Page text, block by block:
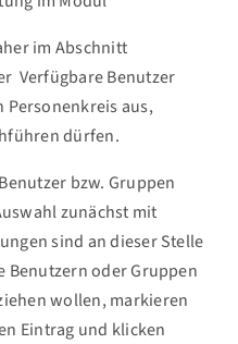
im Abschnitt
Verfügbare Benutzer
Personenkreis aus,
dürfen.
bzw. Gruppen
zunächst mit
sind an dieser Stelle
oder Gruppen
wollen, markieren
Eintrag und klicken